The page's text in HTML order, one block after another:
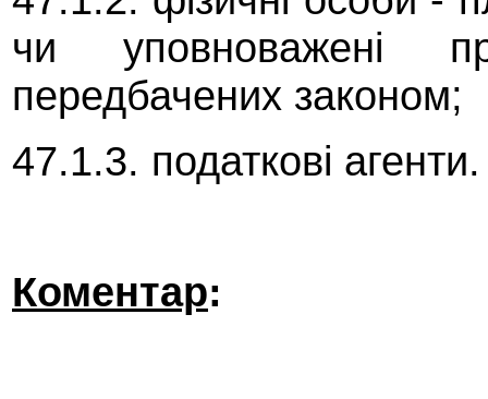
чи уповноважені
передбачених законом;
47.1.3. податкові агенти.
Коментар: